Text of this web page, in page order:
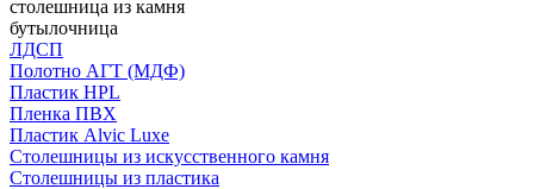
столешница из камня
бутылочница
ЛДСП
Полотно АГТ (МДФ)
Пластик HPL
Пленка ПВХ
Пластик Alvic Luxe
Столешницы из искусственного камня
Столешницы из пластика